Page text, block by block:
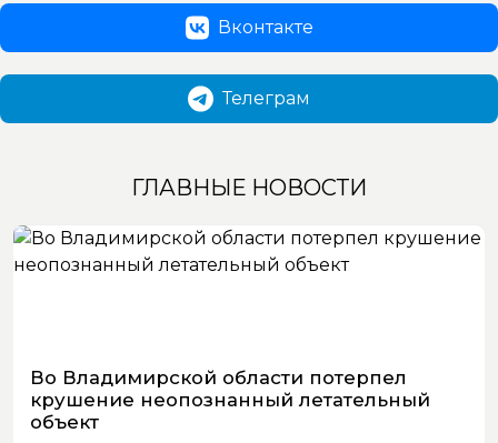
Вконтакте
Телеграм
ГЛАВНЫЕ НОВОСТИ
Во Владимирской области потерпел
крушение неопознанный летательный
объект